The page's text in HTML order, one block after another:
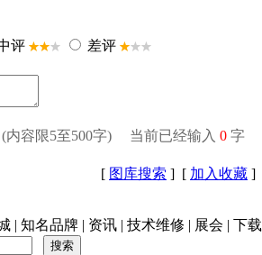
[ 图库搜索 ] [ 加入收藏 ]
| 知名品牌 | 资讯 | 技术维修 | 展会 | 下载